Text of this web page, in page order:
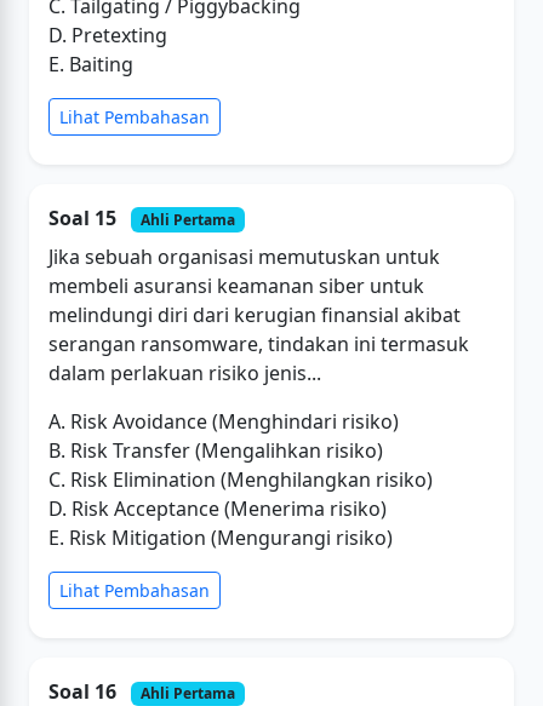
C. Tailgating / Piggybacking
D. Pretexting
E. Baiting
Lihat Pembahasan
Soal 15 Ahli Pertama
Jika sebuah organisasi memutuskan untuk
membeli asuransi keamanan siber untuk
melindungi diri dari kerugian finansial akibat
serangan ransomware, tindakan ini termasuk
dalam perlakuan risiko jenis...
A. Risk Avoidance (Menghindari risiko)
B. Risk Transfer (Mengalihkan risiko)
C. Risk Elimination (Menghilangkan risiko)
D. Risk Acceptance (Menerima risiko)
E. Risk Mitigation (Mengurangi risiko)
Lihat Pembahasan
Soal 16 Ahli Pertama